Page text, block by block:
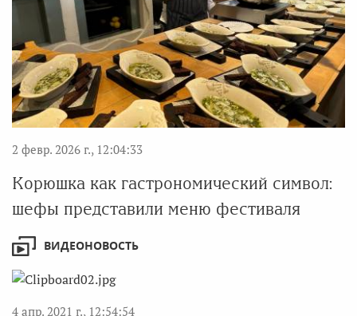
2 февр. 2026 г., 12:04:33
Корюшка как гастрономический символ:
шефы представили меню фестиваля
ВИДЕОНОВОСТЬ
4 апр. 2021 г., 12:54:54